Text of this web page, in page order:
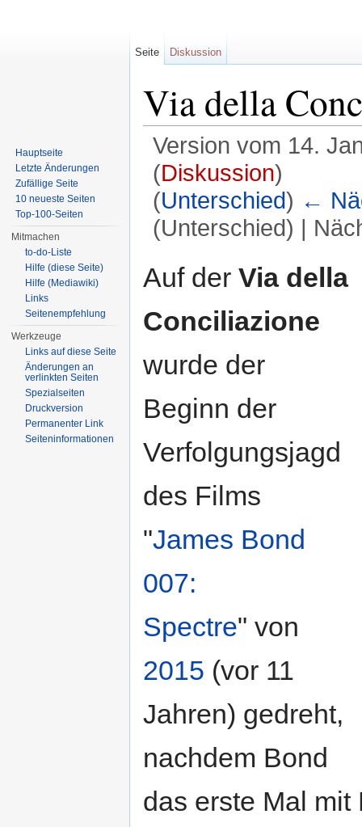
Via della
Version vom 14.
(Diskussion)
(Unterschied) ←
(Unterschied) |
Auf der Via della
Conciliazione
wurde der
Beginn der
Verfolgungsjagd
des Films
"James Bond
007:
Spectre" von
2015 (vor 11
Jahren) gedreht,
nachdem Bond
das erste Mal mit
Seite Diskussion
Hauptseite
Letzte Änderungen
Zufällige Seite
10 neueste Seiten
Top-100-Seiten
Mitmachen
to-do-Liste
Hilfe (diese Seite)
Hilfe (Mediawiki)
Links
Seitenempfehlung
Werkzeuge
Links auf diese Seite
Änderungen an
verlinkten Seiten
Spezialseiten
Druckversion
Permanenter Link
Seiteninformationen